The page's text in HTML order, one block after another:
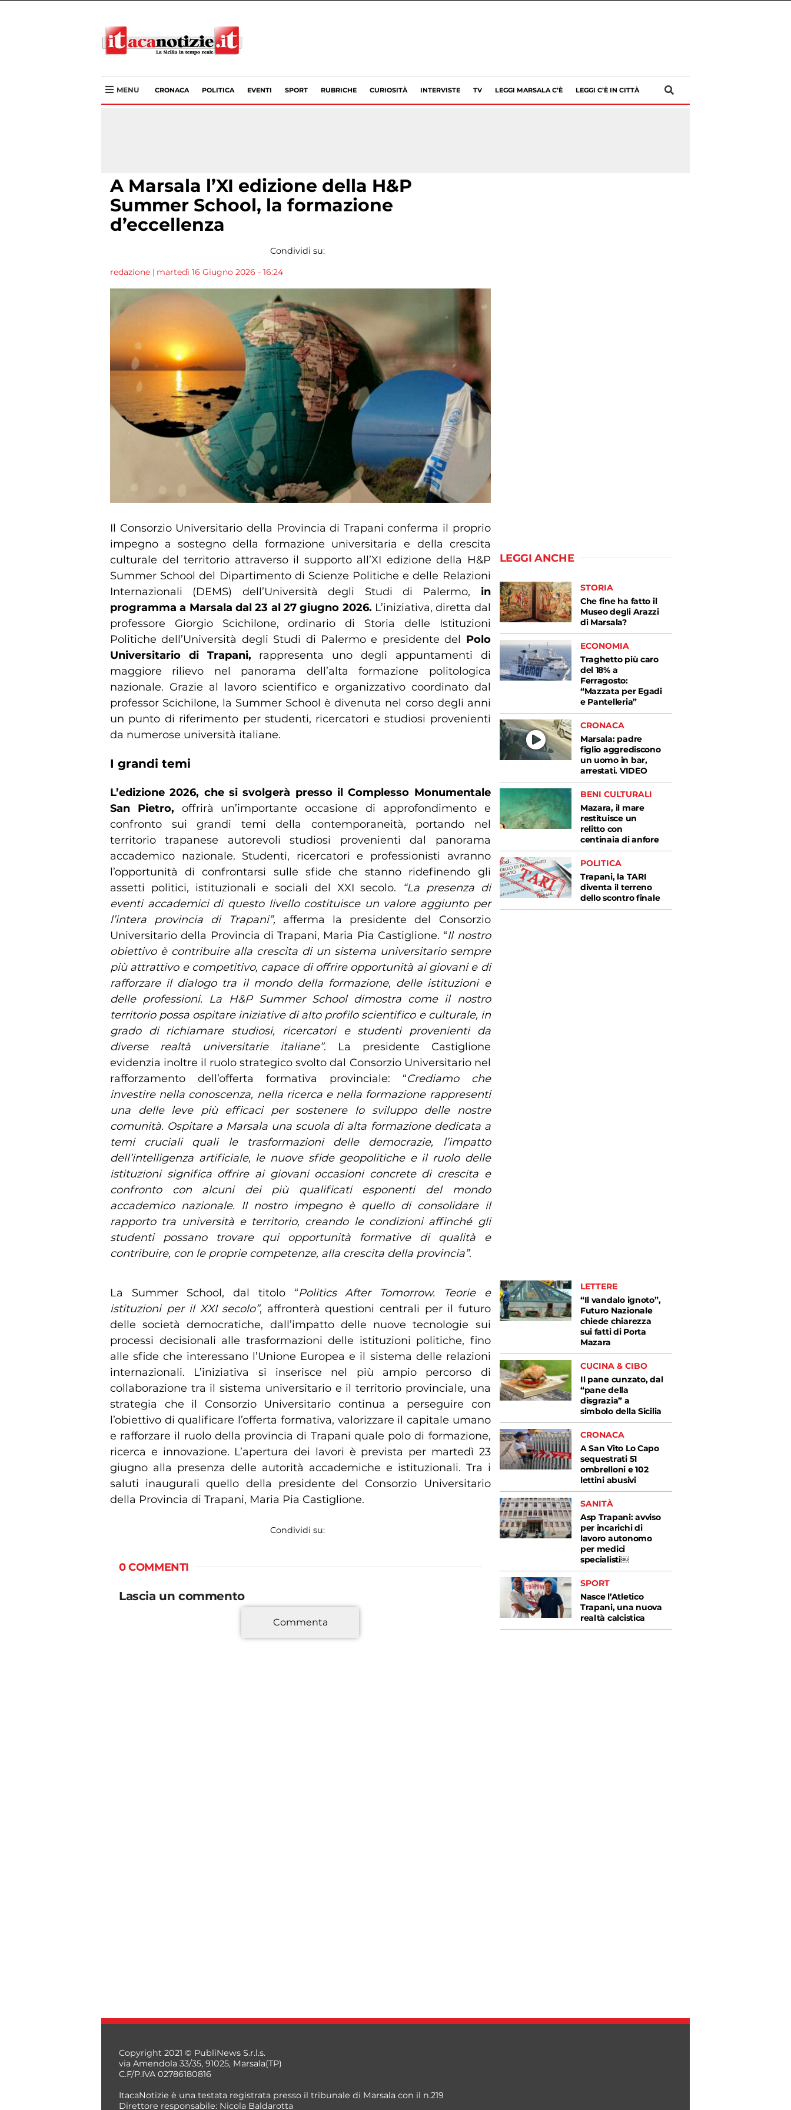
MENU CRONACA POLITICA EVENTI SPORT RUBRICHE CURIOSITÀ INTERVISTE TV LEGGI MARSALA C’È LEGGI C’È IN CITTÀ
A Marsala l’XI edizione della H&P
Summer School, la formazione
d’eccellenza
Condividi su:
redazione | martedì 16 Giugno 2026 - 16:24
Il Consorzio Universitario della Provincia di Trapani conferma il proprio
impegno a sostegno della formazione universitaria e della crescita
culturale del territorio attraverso il supporto all’XI edizione della H&P
Summer School del Dipartimento di Scienze Politiche e delle Relazioni
Internazionali (DEMS) dell’Università degli Studi di Palermo, in
programma a Marsala dal 23 al 27 giugno 2026. L’iniziativa, diretta dal
professore Giorgio Scichilone, ordinario di Storia delle Istituzioni
Politiche dell’Università degli Studi di Palermo e presidente del Polo
Universitario di Trapani, rappresenta uno degli appuntamenti di
maggiore rilievo nel panorama dell’alta formazione politologica
nazionale. Grazie al lavoro scientifico e organizzativo coordinato dal
professor Scichilone, la Summer School è divenuta nel corso degli anni
un punto di riferimento per studenti, ricercatori e studiosi provenienti
da numerose università italiane.
I grandi temi
L’edizione 2026, che si svolgerà presso il Complesso Monumentale
San Pietro, offrirà un’importante occasione di approfondimento e
confronto sui grandi temi della contemporaneità, portando nel
territorio trapanese autorevoli studiosi provenienti dal panorama
accademico nazionale. Studenti, ricercatori e professionisti avranno
l’opportunità di confrontarsi sulle sfide che stanno ridefinendo gli
assetti politici, istituzionali e sociali del XXI secolo.
“La presenza di
eventi accademici di questo livello costituisce un valore aggiunto per
l’intera provincia di Trapani”, afferma la presidente del Consorzio
Universitario della Provincia di Trapani, Maria Pia Castiglione. “Il nostro
obiettivo è contribuire alla crescita di un sistema universitario sempre
più attrattivo e competitivo, capace di offrire opportunità ai giovani e di
rafforzare il dialogo tra il mondo della formazione, delle istituzioni e
delle professioni. La H&P Summer School dimostra come il nostro
territorio possa ospitare iniziative di alto profilo scientifico e culturale, in
grado di richiamare studiosi, ricercatori e studenti provenienti da
diverse realtà universitarie italiane”. La presidente Castiglione
evidenzia inoltre il ruolo strategico svolto dal Consorzio Universitario nel
rafforzamento dell’offerta formativa provinciale: “Crediamo che
investire nella conoscenza, nella ricerca e nella formazione rappresenti
una delle leve più efficaci per sostenere lo sviluppo delle nostre
comunità. Ospitare a Marsala una scuola di alta formazione dedicata a
temi cruciali quali le trasformazioni delle democrazie, l’impatto
dell’intelligenza artificiale, le nuove sfide geopolitiche e il ruolo delle
istituzioni significa offrire ai giovani occasioni concrete di crescita e
confronto con alcuni dei più qualificati esponenti del mondo
accademico nazionale. II nostro impegno è quello di consolidare il
rapporto tra università e territorio, creando le condizioni affinché gli
studenti possano trovare qui opportunità formative di qualità e
contribuire, con le proprie competenze, alla crescita della provincia”.
La Summer School, dal titolo “Politics After Tomorrow. Teorie e
istituzioni per il XXI secolo”, affronterà questioni centrali per il futuro
delle società democratiche, dall’impatto delle nuove tecnologie sui
processi decisionali alle trasformazioni delle istituzioni politiche, fino
alle sfide che interessano l’Unione Europea e il sistema delle relazioni
internazionali. L’iniziativa si inserisce nel più ampio percorso di
collaborazione tra il sistema universitario e il territorio provinciale, una
strategia che il Consorzio Universitario continua a perseguire con
l’obiettivo di qualificare l’offerta formativa, valorizzare il capitale umano
e rafforzare il ruolo della provincia di Trapani quale polo di formazione,
ricerca e innovazione. L’apertura dei lavori è prevista per martedì 23
giugno alla presenza delle autorità accademiche e istituzionali. Tra i
saluti inaugurali quello della presidente del Consorzio Universitario
della Provincia di Trapani, Maria Pia Castiglione.
Condividi su:
0 COMMENTI
Lascia un commento
Commenta
LEGGI ANCHE
STORIA
Che fine ha fatto il
Museo degli Arazzi
di Marsala?
ECONOMIA
Traghetto più caro
del 18% a
Ferragosto:
“Mazzata per Egadi
e Pantelleria”
CRONACA
Marsala: padre
figlio aggrediscono
un uomo in bar,
arrestati. VIDEO
BENI CULTURALI
Mazara, il mare
restituisce un
relitto con
centinaia di anfore
POLITICA
Trapani, la TARI
diventa il terreno
dello scontro finale
LETTERE
“Il vandalo ignoto”,
Futuro Nazionale
chiede chiarezza
sui fatti di Porta
Mazara
CUCINA & CIBO
Il pane cunzato, dal
“pane della
disgrazia” a
simbolo della Sicilia
CRONACA
A San Vito Lo Capo
sequestrati 51
ombrelloni e 102
lettini abusivi
SANITÀ
Asp Trapani: avviso
per incarichi di
lavoro autonomo
per medici
specialisti￼
SPORT
Nasce l’Atletico
Trapani, una nuova
realtà calcistica
Copyright 2021 © PubliNews S.r.l.s.
via Amendola 33/35, 91025, Marsala(TP)
C.F/P.IVA 02786180816
ItacaNotizie è una testata registrata presso il tribunale di Marsala con il n.219
Direttore responsabile: Nicola Baldarotta